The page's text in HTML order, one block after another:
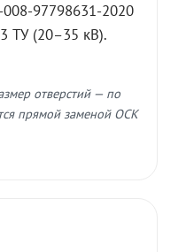
008-97798631-2020
ТУ (20–35 кВ).
отверстий — по
прямой заменой ОСК